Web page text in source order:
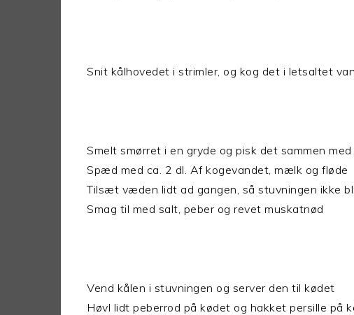
Snit kålhovedet i strimler, og kog det i letsaltet
Smelt smørret i en gryde og pisk det sammen
Spæd med ca. 2 dl. Af kogevandet, mælk og fløde
Tilsæt væden lidt ad gangen, så stuvningen ikke
Smag til med salt, peber og revet muskatnød
Vend kålen i stuvningen og server den til kødet
Høvl lidt peberrod på kødet og hakket persille på